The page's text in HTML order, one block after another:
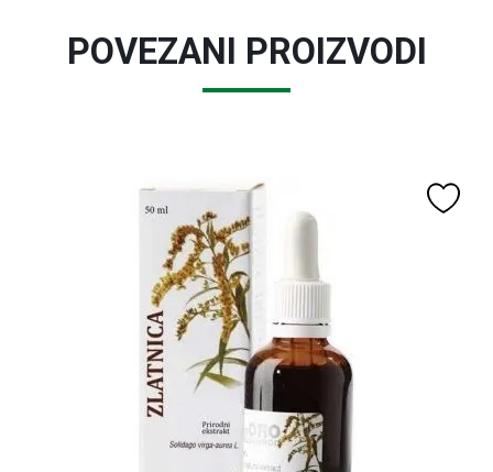
POVEZANI PROIZVODI